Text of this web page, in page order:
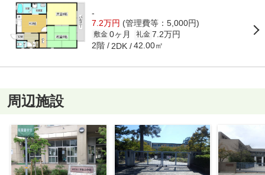
-
7.2万円 (管理費等：5,000円)
敷金 0ヶ月 礼金 7.2万円
2階 2DK 42.00㎡
周辺施設